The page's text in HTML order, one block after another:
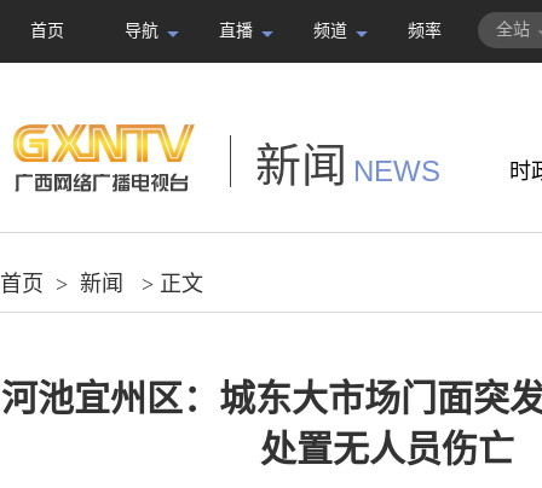
首页 导航 直播 频道 频率 全站
新闻 NEWS 时
首页 > 新闻 > 正文
河池宜州区：城东大市场门面突
处置无人员伤亡